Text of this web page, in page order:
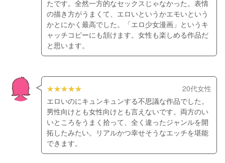
たです。全然一方的なセックスじゃなかった。表情
の描き方がうまくて、エロいというかエモいという
かとにかく最高でした。「エロ少女漫画」というキ
ャッチコピーにも頷けます。女性も楽しめる作品だ
と思います。
20代女性
エロいのにキュンキュンする不思議な作品でした。
男性向けとも女性向けとも言えないです。両方のい
いところをうまく拾って、全く違ったジャンルを開
拓したみたい。リアルかつ幸せそうなエッチを堪能
できます。